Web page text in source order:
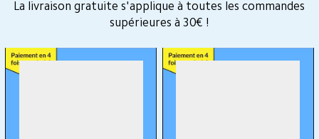
- 30€ en plus avec 800 Mi Points
- 100€
Mi TV P1 43”
- 10€ en plus avec 400 Mi Points
Mi TV P1 32”